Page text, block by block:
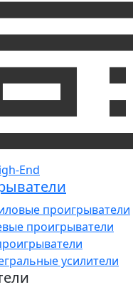
End
проигрыватели
проигрыватели
усилители